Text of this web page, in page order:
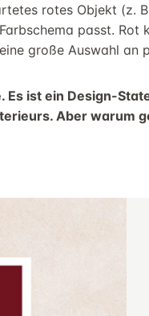
rotes Objekt (z.
passt.
große Auswahl an
ist ein Design-
Aber warum